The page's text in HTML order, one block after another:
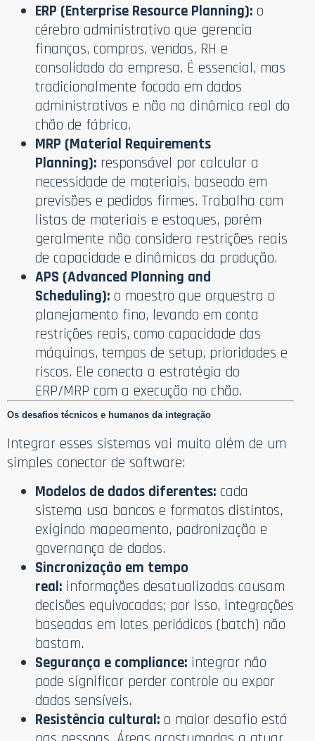
ERP (Enterprise Resource Planning): o
cérebro administrativo que gerencia
finanças, compras, vendas, RH e
consolidado da empresa. É essencial, mas
tradicionalmente focado em dados
administrativos e não na dinâmica real do
chão de fábrica.
MRP (Material Requirements
Planning): responsável por calcular a
necessidade de materiais, baseado em
previsões e pedidos firmes. Trabalha com
listas de materiais e estoques, porém
geralmente não considera restrições reais
de capacidade e dinâmicas da produção.
APS (Advanced Planning and
Scheduling): o maestro que orquestra o
planejamento fino, levando em conta
restrições reais, como capacidade das
máquinas, tempos de setup, prioridades e
riscos. Ele conecta a estratégia do
ERP/MRP com a execução no chão.
Os desafios técnicos e humanos da integração
Integrar esses sistemas vai muito além de um
simples conector de software:
Modelos de dados diferentes: cada
sistema usa bancos e formatos distintos,
exigindo mapeamento, padronização e
governança de dados.
Sincronização em tempo
real: informações desatualizadas causam
decisões equivocadas; por isso, integrações
baseadas em lotes periódicos (batch) não
bastam.
Segurança e compliance: integrar não
pode significar perder controle ou expor
dados sensíveis.
Resistência cultural: o maior desafio está